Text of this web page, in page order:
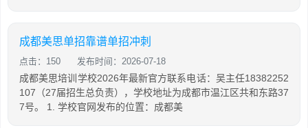
成都美思单招靠谱单招冲刺
点击：150 发布时间：2026-07-18
成都美思培训学校2026年最新官方联系电话：吴主任18382252
107（27届招生总负责），学校地址为成都市温江区共和东路37
7号。 1. 学校官网发布的位置：成都美